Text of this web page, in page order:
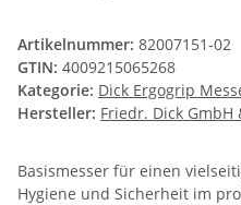
Artikelnummer: 82007151-02
GTIN: 4009215065268
Kategorie: Dick Ergogrip
Hersteller: Friedr. Dick GmbH
Basismesser für einen
Hygiene und Sicherheit im